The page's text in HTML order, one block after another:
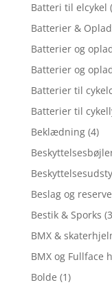
Batteri til elcykel
Batterier &
Batterier og
Batterier og
Batterier til
Batterier til
Beklædning (4)
Beslag og
Bestik & Sporks
BMX &
BMX og Fullface
Bolde (1)